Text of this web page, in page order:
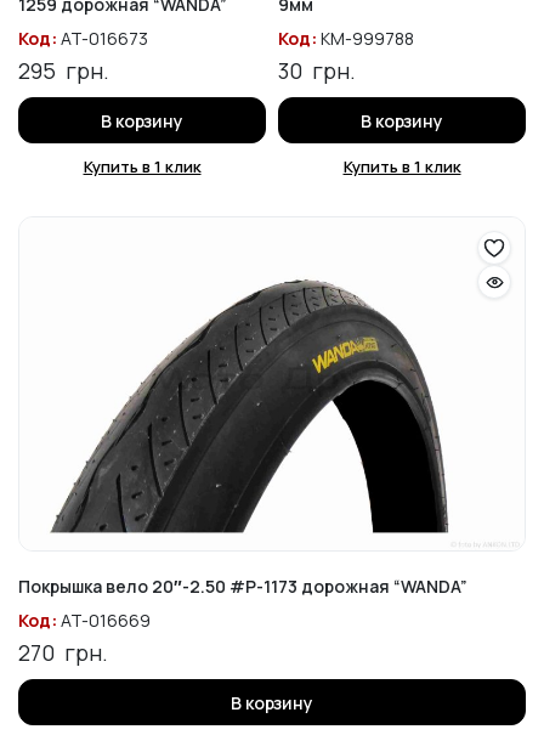
Код: AT-016673
295 грн.
В корзину
Купить в 1 клик
Код: KM-999788
30 грн.
В корзину
Купить в 1 клик
Покрышка вело 20″-2.50 #P-1173 дорожная “WANDA”
Код: AT-016669
270 грн.
В корзину